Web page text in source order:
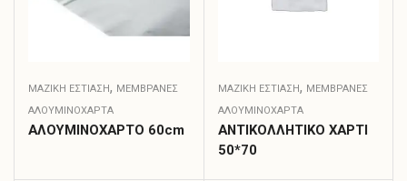
ΜΑΖΙΚΗ ΕΣΤΙΑΣΗ, ΜΕΜΒΡΆΝΕΣ
ΑΛΟΥΜΙΝΌΧΑΡΤΑ
ΑΛΟΥΜΙΝΟΧΑΡΤΟ 60cm
ΜΑΖΙΚΗ ΕΣΤΙΑΣΗ, ΜΕΜΒΡΆΝΕΣ
ΑΛΟΥΜΙΝΌΧΑΡΤΑ
ΑΝΤΙΚΟΛΛΗΤΙΚΟ ΧΑΡΤΙ
50*70